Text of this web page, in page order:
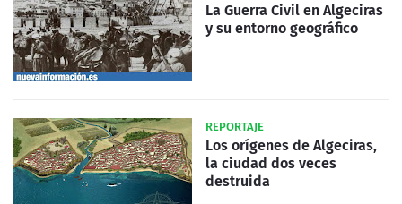
La Guerra Civil en Algeciras
y su entorno geográfico
REPORTAJE
Los orígenes de Algeciras,
la ciudad dos veces
destruida